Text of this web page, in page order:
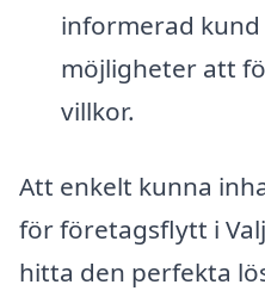
informerad
möjligheter att
villkor.
Att enkelt kunna
för företagsflytt i
hitta den perfekta